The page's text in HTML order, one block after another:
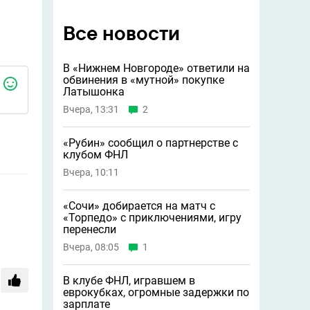
Все новости
В «Нижнем Новгороде» ответили на
обвинения в «мутной» покупке
Латышонка
Вчера, 13:31 2
«Рубин» сообщил о партнерстве с
клубом ФНЛ
Вчера, 10:11
«Сочи» добирается на матч с
«Торпедо» с приключениями, игру
перенесли
Вчера, 08:05 1
В клубе ФНЛ, игравшем в
еврокубках, огромные задержки по
зарплате